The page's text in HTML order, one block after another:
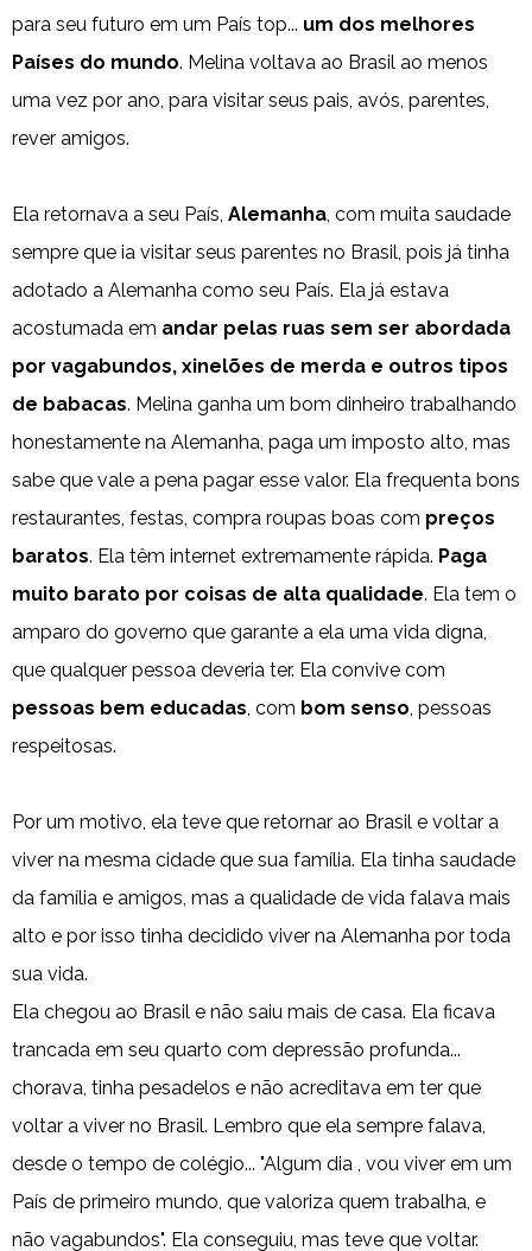
para seu futuro em um País top... um dos melhores
Países do mundo. Melina voltava ao Brasil ao menos
uma vez por ano, para visitar seus pais, avós, parentes,
rever amigos.
Ela retornava a seu País, Alemanha, com muita saudade
sempre que ia visitar seus parentes no Brasil, pois já tinha
adotado a Alemanha como seu País. Ela já estava
acostumada em andar pelas ruas sem ser abordada
por vagabundos, xinelões de merda e outros tipos
de babacas. Melina ganha um bom dinheiro trabalhando
honestamente na Alemanha, paga um imposto alto, mas
sabe que vale a pena pagar esse valor. Ela frequenta bons
restaurantes, festas, compra roupas boas com preços
baratos. Ela têm internet extremamente rápida. Paga
muito barato por coisas de alta qualidade. Ela tem o
amparo do governo que garante a ela uma vida digna,
que qualquer pessoa deveria ter. Ela convive com
pessoas bem educadas, com bom senso, pessoas
respeitosas.
Por um motivo, ela teve que retornar ao Brasil e voltar a
viver na mesma cidade que sua família. Ela tinha saudade
da família e amigos, mas a qualidade de vida falava mais
alto e por isso tinha decidido viver na Alemanha por toda
sua vida.
Ela chegou ao Brasil e não saiu mais de casa. Ela ficava
trancada em seu quarto com depressão profunda...
chorava, tinha pesadelos e não acreditava em ter que
voltar a viver no Brasil. Lembro que ela sempre falava,
desde o tempo de colégio... "Algum dia , vou viver em um
País de primeiro mundo, que valoriza quem trabalha, e
não vagabundos". Ela conseguiu, mas teve que voltar.